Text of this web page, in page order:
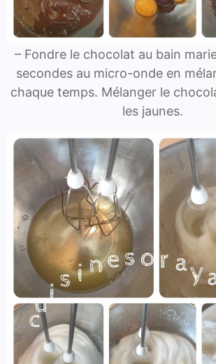
– Fondre le chocolat au bain
secondes au micro-onde en
chaque temps. Mélanger le
les jaunes.